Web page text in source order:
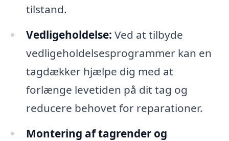
tilstand.
Vedligeholdelse: Ved at tilbyde
vedligeholdelsesprogrammer kan en
tagdækker hjælpe dig med at
forlænge levetiden på dit tag og
reducere behovet for reparationer.
Montering af tagrender og